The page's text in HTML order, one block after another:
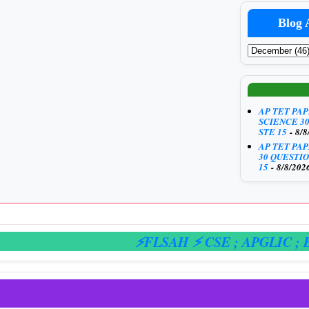
Blog
AP TET
SCIENCE
STE 15 - 8/
AP TET
30
15 - 8/8/
⚡FLSAH ⚡ CSE; APGLIC; E-